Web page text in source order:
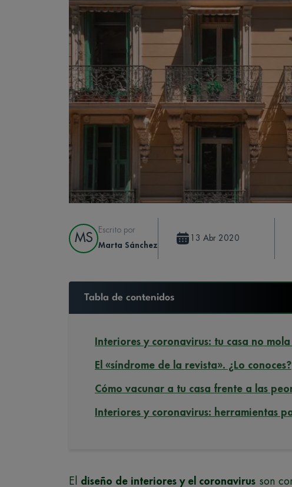
MS
Escrito por
Marta Sánchez
13 Abr 2020
Tabla de contenidos
Interiores y coronavirus: tu casa no
El «síndrome de la revista». ¿Lo conoces?
Cómo vacunar a tu casa frente a las
Interiores y coronavirus: herramientas
El diseño de interiores y el coronavirus son